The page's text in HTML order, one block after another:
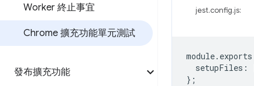
Worker 終止事宜
Chrome 擴充功能單元測試
發布擴充功能
jest.config.js:
module. exports
setupFiles :
};